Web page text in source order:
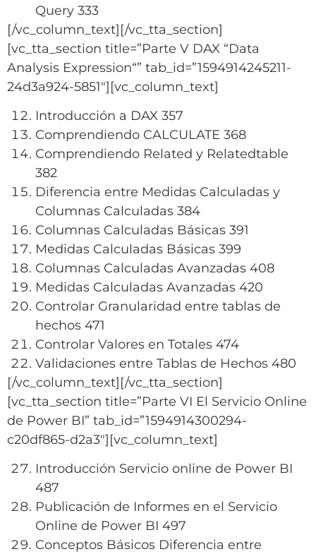
Query 333
[/vc_column_text][/vc_tta_section]
[vc_tta_section title=”Parte V DAX “Data
Analysis Expression“” tab_id=”1594914245211-
24d3a924-5851″][vc_column_text]
Introducción a DAX 357
Comprendiendo CALCULATE 368
Comprendiendo Related y Relatedtable
382
Diferencia entre Medidas Calculadas y
Columnas Calculadas 384
Columnas Calculadas Básicas 391
Medidas Calculadas Básicas 399
Columnas Calculadas Avanzadas 408
Medidas Calculadas Avanzadas 420
Controlar Granularidad entre tablas de
hechos 471
Controlar Valores en Totales 474
Validaciones entre Tablas de Hechos 480
[/vc_column_text][/vc_tta_section]
[vc_tta_section title=”Parte VI El Servicio Online
de Power BI” tab_id=”1594914300294-
c20df865-d2a3″][vc_column_text]
Introducción Servicio online de Power BI
487
Publicación de Informes en el Servicio
Online de Power BI 497
Conceptos Básicos Diferencia entre